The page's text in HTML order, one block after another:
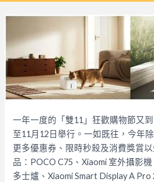
一年一度的「雙11」狂歡購物節又
至11月12日舉行。一如既往，今年
更多優惠券、 限時秒殺及消費獎賞
品：POCO C75、Xiaomi 室外攝影
多士爐、Xiaomi Smart Display A Pro